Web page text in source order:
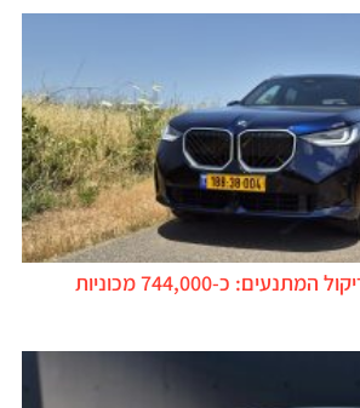
ב.מ.וו מרחיבה את ריקול המתנעים: כ-744,000 מכוניות